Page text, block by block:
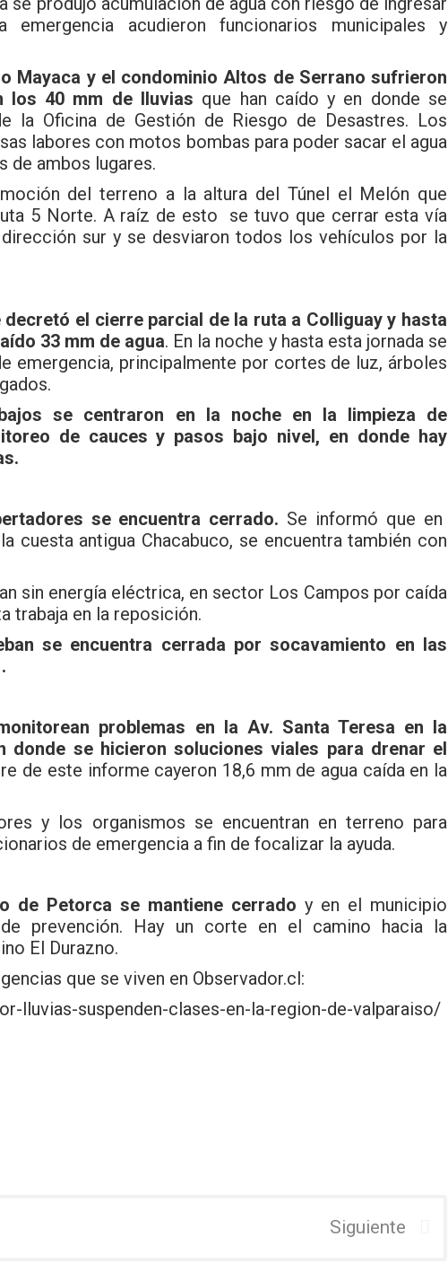
acudieron funcionarios municipales y
Mayaca y el condominio Altos de Serrano sufrieron
los 40 mm de lluvias que han caído y en donde se
la Oficina de Gestión de Riesgo de Desastres. Los
labores con motos bombas para poder sacar el agua
de ambos lugares.
del terreno a la altura del Túnel el Melón que
5 Norte. A raíz de esto se tuvo que cerrar esta vía
sur y se desviaron todos los vehículos por la
decretó el cierre parcial de la ruta a Colliguay y hasta
33 mm de agua. En la noche y hasta esta jornada se
emergencia, principalmente por cortes de luz, árboles
se centraron en la noche en la limpieza de
de cauces y pasos bajo nivel, en donde hay
se encuentra cerrado. Se informó que en
cuesta antigua Chacabuco, se encuentra también con
sin energía eléctrica, en sector Los Campos por caída
trabaja en la reposición.
se encuentra cerrada por socavamiento en las
problemas en la Av. Santa Teresa en la
donde se hicieron soluciones viales para drenar el
de este informe cayeron 18,6 mm de agua caída en la
y los organismos se encuentran en terreno para
de emergencia a fin de focalizar la ayuda.
de Petorca se mantiene cerrado y en el municipio
prevención. Hay un corte en el camino hacia la
El Durazno.
que se viven en Observador.cl:
lluvias-suspenden-clases-en-la-region-de-valparaiso/
Siguiente